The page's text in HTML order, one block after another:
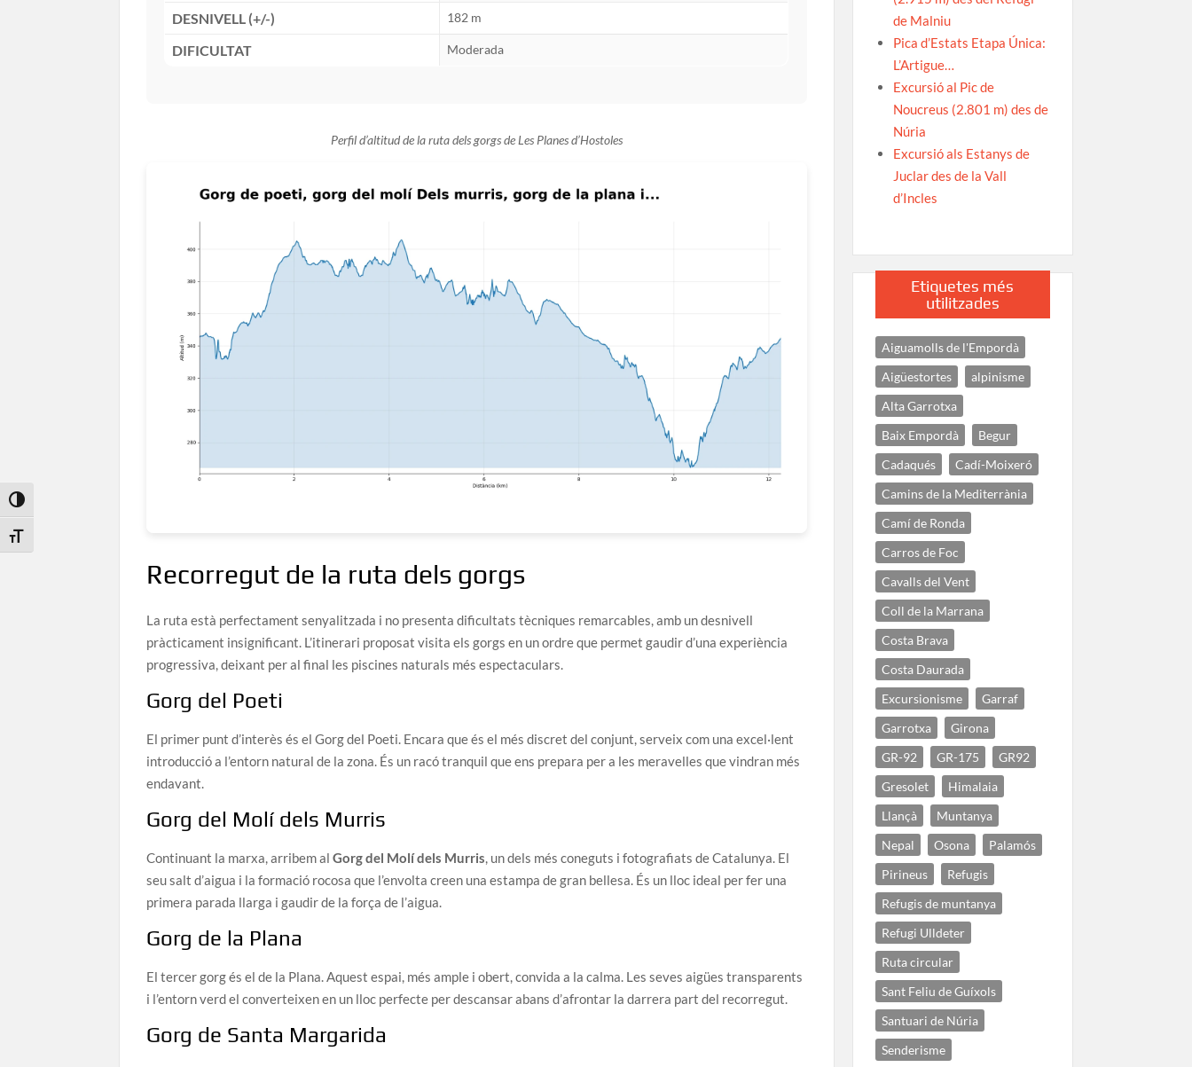
Toggle High Contrast
Toggle Font size
DESNIVELL (+/-) 182 m
DIFICULTAT Moderada
Perfil d’altitud de la ruta dels gorgs de Les Planes d’Hostoles
Recorregut de la ruta dels gorgs
La ruta està perfectament senyalitzada i no presenta dificultats tècniques remarcables, amb un desnivell
pràcticament insignificant. L’itinerari proposat visita els gorgs en un ordre que permet gaudir d’una experiència
progressiva, deixant per al final les piscines naturals més espectaculars.
Gorg del Poeti
El primer punt d’interès és el Gorg del Poeti. Encara que és el més discret del conjunt, serveix com una excel·lent
introducció a l’entorn natural de la zona. És un racó tranquil que ens prepara per a les meravelles que vindran més
endavant.
Gorg del Molí dels Murris
Continuant la marxa, arribem alGorg del Molí dels Murris, un dels més coneguts i fotografiats de Catalunya. El
seu salt d’aigua i la formació rocosa que l’envolta creen una estampa de gran bellesa. És un lloc ideal per fer una
primera parada llarga i gaudir de la força de l’aigua.
Gorg de la Plana
El tercer gorg és el de la Plana. Aquest espai, més ample i obert, convida a la calma. Les seves aigües transparents
i l’entorn verd el converteixen en un lloc perfecte per descansar abans d’afrontar la darrera part del recorregut.
Gorg de Santa Margarida
de Malniu
Pica d’Estats Etapa Única:
L’Artigue…
Excursió al Pic de
Noucreus (2.801 m) des de
Núria
Excursió als Estanys de
Juclar des de la Vall
d’Incles
Etiquetes més
utilitzades
Aiguamolls de l'Empordà
Aigüestortes
alpinisme
Alta Garrotxa
Baix Empordà
Begur
Cadaqués
Cadí-Moixeró
Camins de la Mediterrània
Camí de Ronda
Carros de Foc
Cavalls del Vent
Coll de la Marrana
Costa Brava
Costa Daurada
Excursionisme
Garraf
Garrotxa
Girona
GR-92
GR-175
GR92
Gresolet
Himalaia
Llançà
Muntanya
Nepal
Osona
Palamós
Pirineus
Refugis
Refugis de muntanya
Refugi Ulldeter
Ruta circular
Sant Feliu de Guíxols
Santuari de Núria
Senderisme